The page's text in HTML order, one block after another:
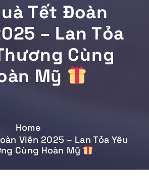
Tết Đoàn
– Lan Tỏa
Cùng
Mỹ
Home
Viên 2025 – Lan Tỏa Yêu
Cùng Hoàn Mỹ